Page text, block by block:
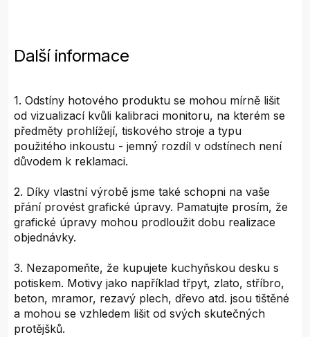
Další informace
1. Odstíny hotového produktu se mohou mírně lišit
od vizualizací kvůli kalibraci monitoru, na kterém se
předměty prohlížejí, tiskového stroje a typu
použitého inkoustu - jemný rozdíl v odstínech není
důvodem k reklamaci.
2. Díky vlastní výrobě jsme také schopni na vaše
přání provést grafické úpravy. Pamatujte prosím, že
grafické úpravy mohou prodloužit dobu realizace
objednávky.
3. Nezapomeňte, že kupujete kuchyňskou desku s
potiskem. Motivy jako například třpyt, zlato, stříbro,
beton, mramor, rezavý plech, dřevo atd. jsou tištěné
a mohou se vzhledem lišit od svých skutečných
protějšků.